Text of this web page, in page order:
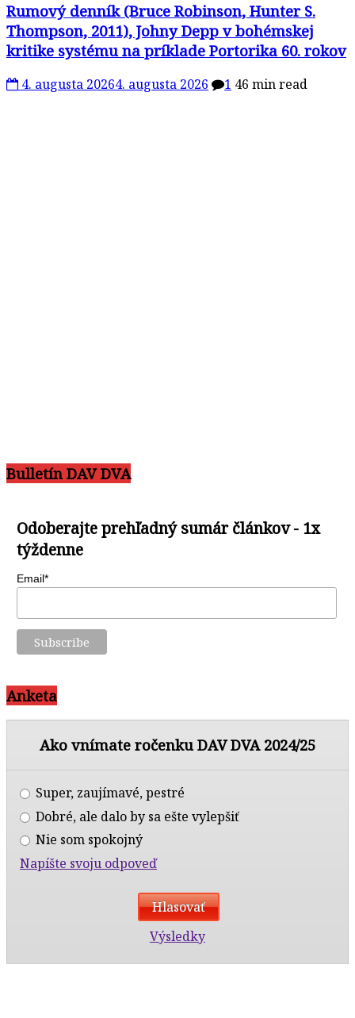
Rumový denník (Bruce Robinson, Hunter S.
Thompson, 2011), Johny Depp v bohémskej
kritike systému na príklade Portorika 60. rokov
4. augusta 20264. augusta 2026 1 46 min read
Bulletín DAV DVA
Odoberajte prehľadný sumár článkov - 1x
týždenne
Email*
Anketa
Ako vnímate ročenku DAV DVA 2024/25
Super, zaujímavé, pestré
Dobré, ale dalo by sa ešte vylepšiť
Nie som spokojný
Napíšte svoju odpoveď
Výsledky